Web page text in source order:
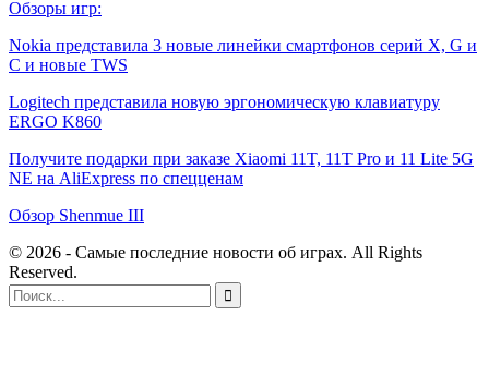
Обзоры игр:
Nokia представила 3 новые линейки смартфонов серий X, G и
С и новые TWS
Logitech представила новую эргономическую клавиатуру
ERGO K860
Получите подарки при заказе Xiaomi 11T, 11T Pro и 11 Lite 5G
NE на AliExpress по спецценам
Обзор Shenmue III
© 2026 - Самые последние новости об играх. All Rights
Reserved.